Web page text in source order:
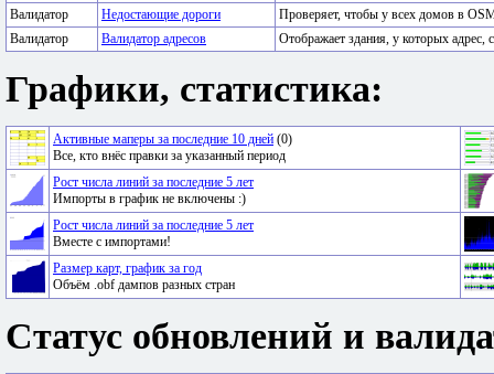
Валидатор
Недостающие дороги
Проверяет, чтобы у всех домов в
Валидатор
Валидатор адресов Отображает здания, у которых адрес,
Графики, статистика:
Активные маперы за последние 10 дней (0)
Все, кто внёс правки за указанный период
Рост числа линий за последние 5 лет
Импорты в график не включены :)
Рост числа линий за последние 5 лет
Вместе с импортами!
Размер карт, график за год
Объём .obf дампов разных стран
Статус обновлений и